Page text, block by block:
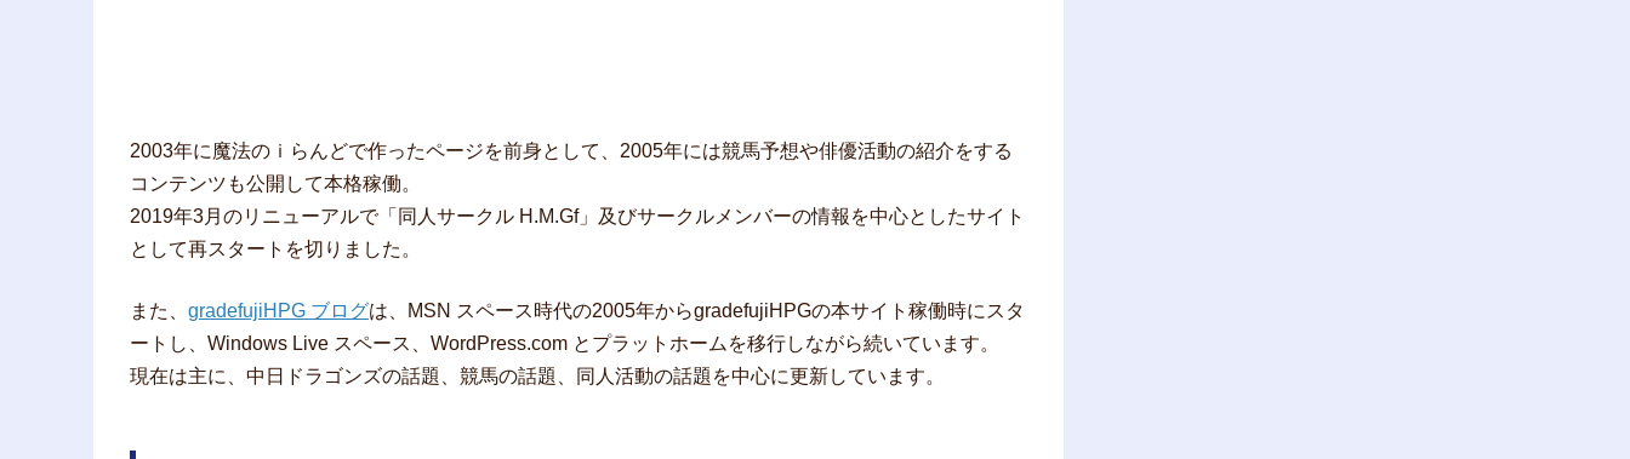
2003年に魔法のｉらんどで作ったページを前身として、2005年には競馬予想や俳優活動の紹介をする
コンテンツも公開して本格稼働。
2019年3月のリニューアルで「同人サークル H.M.Gf」及びサークルメンバーの情報を中心としたサイト
として再スタートを切りました。
また、 gradefujiHPG ブログは、MSN スペース時代の2005年からgradefujiHPGの本サイト稼働時にスタ
ートし、Windows Live スペース、WordPress.com とプラットホームを移行しながら続いています。
現在は主に、中日ドラゴンズの話題、競馬の話題、同人活動の話題を中心に更新しています。